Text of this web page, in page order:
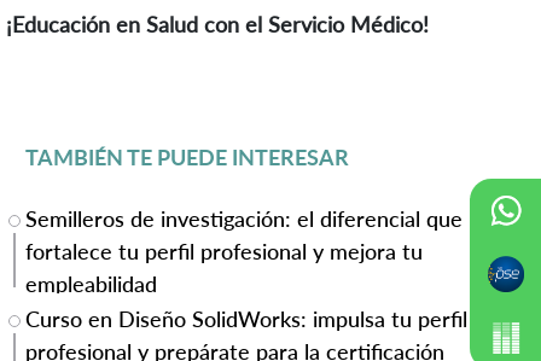
¡Educación en Salud con el Servicio Médico!
TAMBIÉN TE PUEDE INTERESAR
Semilleros de investigación: el diferencial que
fortalece tu perfil profesional y mejora tu
empleabilidad
Curso en Diseño SolidWorks: impulsa tu perfil
profesional y prepárate para la certificación